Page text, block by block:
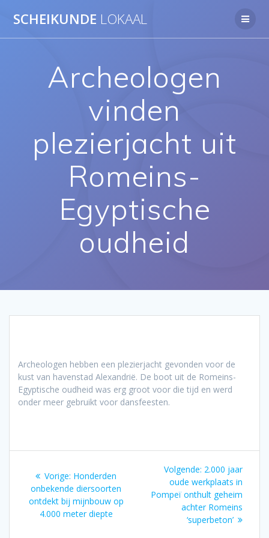
naar
SCHEIKUNDE LOKAAL
Archeologen
vinden
plezierjacht uit
Romeins-
Egyptische
oudheid
Archeologen hebben een plezierjacht gevonden voor de
kust van havenstad Alexandrië. De boot uit de Romeins-
Egyptische oudheid was erg groot voor die tijd en werd
onder meer gebruikt voor dansfeesten.
navigatie
Vorige: Vorig
bericht:
Honderden
onbekende diersoorten
ontdekt bij mijnbouw op
4.000 meter diepte
Volgende: Volgend
bericht:
2.000 jaar
oude werkplaats in
Pompeï onthult geheim
achter Romeins
‘superbeton’